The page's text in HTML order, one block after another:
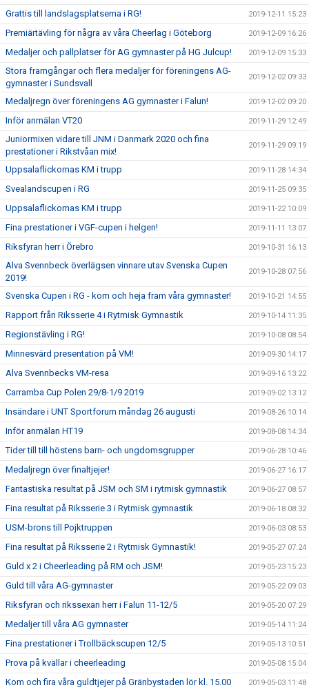
Grattis till landslagsplatserna i RG! 2019-12-11 15:23
Premiärtävling för några av våra Cheerlag i Göteborg 2019-12-09 16:26
Medaljer och pallplatser för AG gymnaster på HG Julcup! 2019-12-09 15:33
Stora framgångar och flera medaljer för föreningens AG-
gymnaster i Sundsvall
2019-12-02 09:33
Medaljregn över föreningens AG gymnaster i Falun! 2019-12-02 09:20
Inför anmälan VT20 2019-11-29 12:49
Juniormixen vidare till JNM i Danmark 2020 och fina
prestationer i Rikstvåan mix!
2019-11-29 09:19
Uppsalaflickornas KM i trupp 2019-11-28 14:34
Svealandscupen i RG 2019-11-25 09:35
Uppsalaflickornas KM i trupp 2019-11-22 10:09
Fina prestationer i VGF-cupen i helgen! 2019-11-11 13:07
Riksfyran herr i Örebro 2019-10-31 16:13
Alva Svennbeck överlägsen vinnare utav Svenska Cupen
2019!
2019-10-28 07:56
Svenska Cupen i RG - kom och heja fram våra gymnaster! 2019-10-21 14:55
Rapport från Riksserie 4 i Rytmisk Gymnastik 2019-10-14 11:35
Regionstävling i RG! 2019-10-08 08:54
Minnesvärd presentation på VM! 2019-09-30 14:17
Alva Svennbecks VM-resa 2019-09-16 13:22
Carramba Cup Polen 29/8-1/9 2019 2019-09-02 13:12
Insändare i UNT Sportforum måndag 26 augusti 2019-08-26 10:14
Inför anmälan HT19 2019-08-08 14:34
Tider till till höstens barn- och ungdomsgrupper 2019-06-28 10:46
Medaljregn över finaltjejer! 2019-06-27 16:17
Fantastiska resultat på JSM och SM i rytmisk gymnastik 2019-06-27 08:57
Fina resultat på Riksserie 3 i Rytmisk gymnastik 2019-06-18 08:32
USM-brons till Pojktruppen 2019-06-03 08:53
Fina resultat på Riksserie 2 i Rytmisk Gymnastik! 2019-05-27 07:24
Guld x 2 i Cheerleading på RM och JSM! 2019-05-23 15:23
Guld till våra AG-gymnaster 2019-05-22 09:03
Riksfyran och rikssexan herr i Falun 11-12/5 2019-05-20 07:29
Medaljer till våra AG gymnaster 2019-05-14 11:24
Fina prestationer i Trollbäckscupen 12/5 2019-05-13 10:51
Prova på kvällar i cheerleading 2019-05-08 15:04
Kom och fira våra guldtjejer på Gränbystaden lör kl. 15.00 2019-05-03 11:48